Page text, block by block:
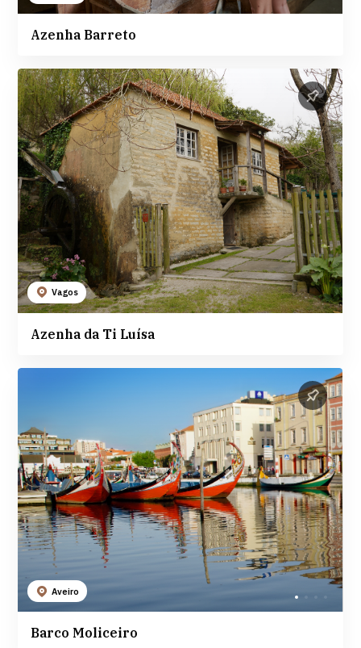
Azenha Barreto
Vagos
Azenha da Ti Luísa
Aveiro
Barco Moliceiro